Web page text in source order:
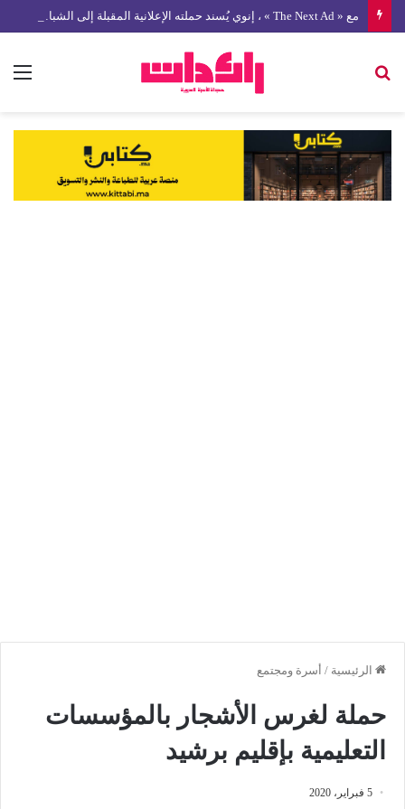
مع « The Next Ad » ، إنوي يُسند حملته الإعلانية المقبلة إلى الشباب المغربي
الرئيسية / أسرة ومجتمع
حملة لغرس الأشجار بالمؤسسات
التعليمية بإقليم برشيد
5 فبراير، 2020